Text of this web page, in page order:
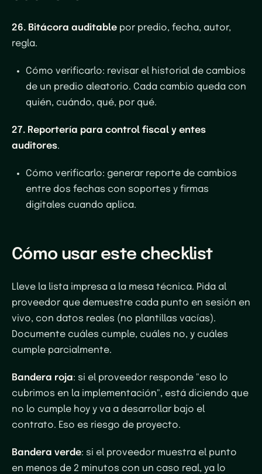
26. Bitácora auditable por predio, fecha, autor,
regla.
Cómo verificarlo: revisar el historial de cambios
de un predio aleatorio. Cada cambio queda con
quién, cuándo, qué, por qué.
27. Reportería para control fiscal y entes
auditores.
Cómo verificarlo: generar reporte de cambios
entre dos fechas con soportes y firmas
digitales cuando aplica.
Cómo usar este checklist
Lleve la lista impresa a la mesa técnica. Pida al
proveedor que demuestre cada punto en sesión en
vivo, con datos reales (no plantillas vacías).
Documente cuáles cumple, cuáles no, y cuáles
cumple parcialmente.
Bandera roja: si el proveedor responde "eso lo
cubrimos en la implementación", está diciendo que
no lo cumple hoy y va a desarrollar bajo el
contrato. Eso es riesgo de proyecto.
Bandera verde: si el proveedor muestra el punto
en menos de 2 minutos con un caso real, ya lo